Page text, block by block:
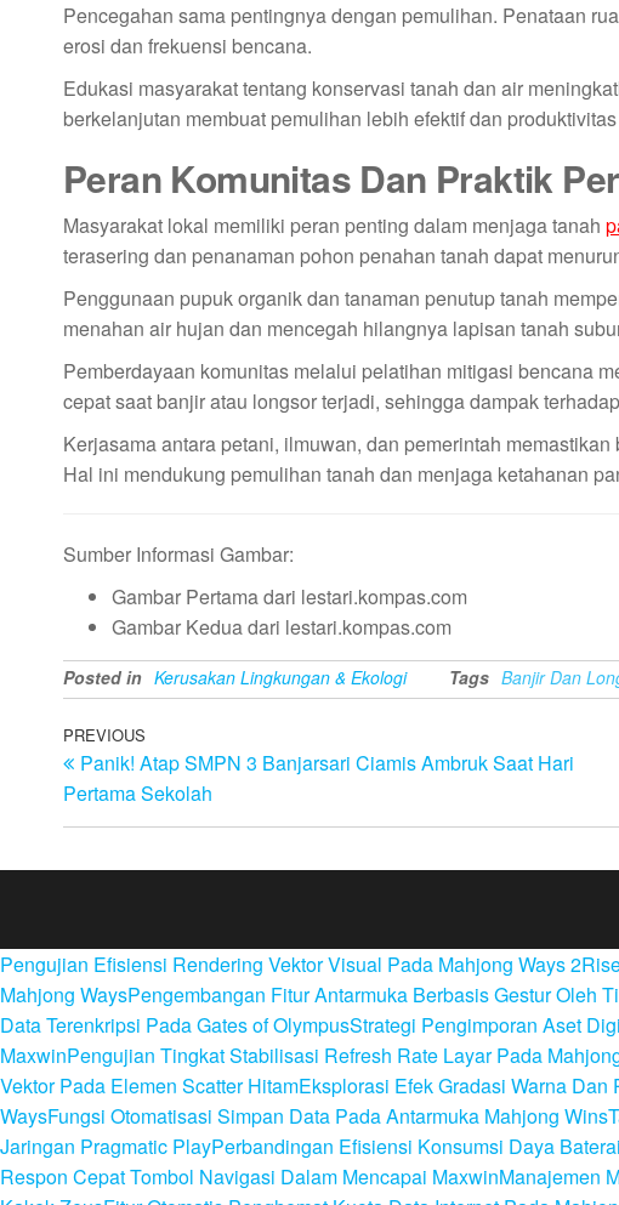
Pencegahan sama pentingnya dengan pemulihan. Penataan
erosi dan frekuensi bencana.
Edukasi masyarakat tentang konservasi tanah dan air
berkelanjutan membuat pemulihan lebih efektif dan
Peran Komunitas Dan Praktik
Masyarakat lokal memiliki peran penting dalam menjaga tanah
terasering dan penanaman pohon penahan tanah dapat
Penggunaan pupuk organik dan tanaman penutup tanah
menahan air hujan dan mencegah hilangnya lapisan tanah
Pemberdayaan komunitas melalui pelatihan mitigasi bencana
cepat saat banjir atau longsor terjadi, sehingga dampak
Kerjasama antara petani, ilmuwan, dan pemerintah
Hal ini mendukung pemulihan tanah dan menjaga ketahanan
Sumber Informasi Gambar:
Gambar Pertama dari lestari.kompas.com
Gambar Kedua dari lestari.kompas.com
Posted in Kerusakan Lingkungan & Ekologi Tags Banjir Dan
Post
navigation
Previous
Post
PREVIOUS
Panik! Atap SMPN 3 Banjarsari Ciamis Ambruk Saat Hari
Pertama Sekolah
Pengujian Efisiensi Rendering Vektor Visual Pada Mahjong Ways 2
Mahjong WaysPengembangan Fitur Antarmuka Berbasis Gestur Oleh
Data Terenkripsi Pada Gates of OlympusStrategi Pengimporan Aset
MaxwinPengujian Tingkat Stabilisasi Refresh Rate Layar Pada
Vektor Pada Elemen Scatter HitamEksplorasi Efek Gradasi Warna
WaysFungsi Otomatisasi Simpan Data Pada Antarmuka Mahjong Wins
Jaringan Pragmatic PlayPerbandingan Efisiensi Konsumsi Daya
Respon Cepat Tombol Navigasi Dalam Mencapai MaxwinManajemen